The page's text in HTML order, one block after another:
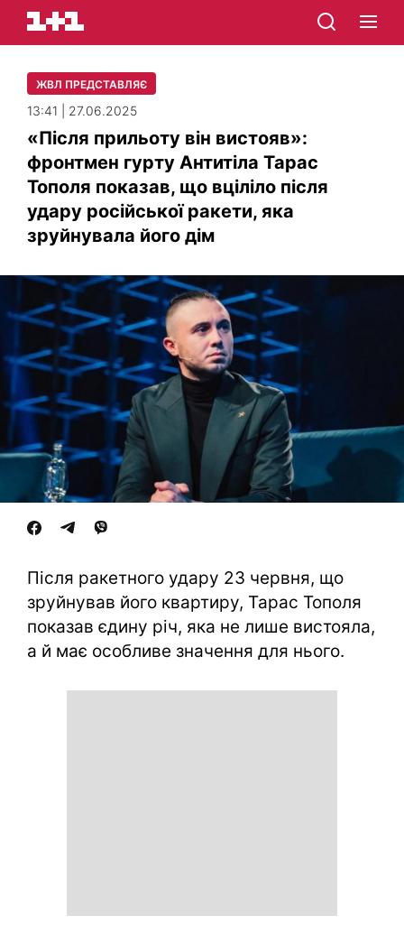
ЖВЛ ПРЕДСТАВЛЯЄ
13:41 | 27.06.2025
«Після прильоту він вистояв»:
фронтмен гурту Антитіла Тарас
Тополя показав, що вціліло після
удару російської ракети, яка
зруйнувала його дім
Після ракетного удару 23 червня, що
зруйнував його квартиру, Тарас Тополя
показав єдину річ, яка не лише вистояла,
а й має особливе значення для нього.